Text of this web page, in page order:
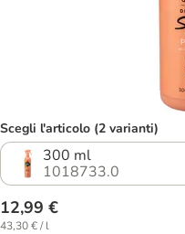
Scegli l'articolo (2 varianti)
300 ml
1018733.0
12,99 €
43,30 € / l